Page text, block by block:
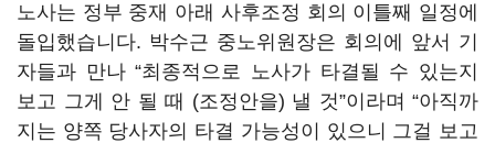
노사는 정부 중재 아래 사후조정 회의 이틀째 일정에
돌입했습니다. 박수근 중노위원장은 회의에 앞서 기
자들과 만나 “최종적으로 노사가 타결될 수 있는지
보고 그게 안 될 때 (조정안을) 낼 것”이라며 “아직까
지는 양쪽 당사자의 타결 가능성이 있으니 그걸 보고